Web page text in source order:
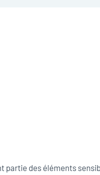
partie des éléments